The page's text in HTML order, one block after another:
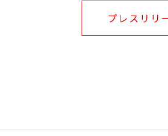
プレスリリ